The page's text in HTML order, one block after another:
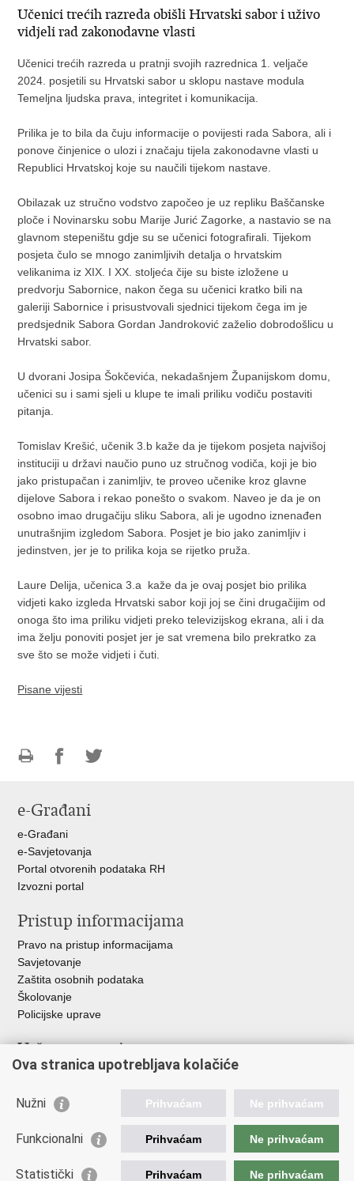
Učenici trećih razreda obišli Hrvatski sabor i uživo
vidjeli rad zakonodavne vlasti
Učenici trećih razreda u pratnji svojih razrednica 1. veljače
2024. posjetili su Hrvatski sabor u sklopu nastave modula
Temeljna ljudska prava, integritet i komunikacija.
Prilika je to bila da čuju informacije o povijesti rada Sabora, ali i
ponove činjenice o ulozi i značaju tijela zakonodavne vlasti u
Republici Hrvatskoj koje su naučili tijekom nastave.
Obilazak uz stručno vodstvo započeo je uz repliku Baščanske
ploče i Novinarsku sobu Marije Jurić Zagorke, a nastavio se na
glavnom stepeništu gdje su se učenici fotografirali. Tijekom
posjeta čulo se mnogo zanimljivih detalja o hrvatskim
velikanima iz XIX. I XX. stoljeća čije su biste izložene u
predvorju Sabornice, nakon čega su učenici kratko bili na
galeriji Sabornice i prisustvovali sjednici tijekom čega im je
predsjednik Sabora Gordan Jandroković zaželio dobrodošlicu u
Hrvatski sabor.
U dvorani Josipa Šokčevića, nekadašnjem Županijskom domu,
učenici su i sami sjeli u klupe te imali priliku vodiču postaviti
pitanja.
Tomislav Krešić, učenik 3.b kaže da je tijekom posjeta najvišoj
instituciji u državi naučio puno uz stručnog vodiča, koji je bio
jako pristupačan i zanimljiv, te proveo učenike kroz glavne
dijelove Sabora i rekao ponešto o svakom. Naveo je da je on
osobno imao drugačiju sliku Sabora, ali je ugodno iznenađen
unutrašnjim izgledom Sabora. Posjet je bio jako zanimljiv i
jedinstven, jer je to prilika koja se rijetko pruža.
Laure Delija, učenica 3.a kaže da je ovaj posjet bio prilika
vidjeti kako izgleda Hrvatski sabor koji joj se čini drugačijim od
onoga što ima priliku vidjeti preko televizijskog ekrana, ali i da
ima želju ponoviti posjet jer je sat vremena bilo prekratko za
sve što se može vidjeti i čuti.
Pisane vijesti
FacebookuTwitteru
e-Građani
e-Građani
e-Savjetovanja
Portal otvorenih podataka RH
Izvozni portal
Pristup informacijama
Pravo na pristup informacijama
Savjetovanje
Zaštita osobnih podataka
Školovanje
Policijske uprave
Važne poveznice
Ministarstvo unutarnjih poslova
Muzej policije
Centar za mentalno zdravlje
Centar za forenzična ispitivanja, istraživanja i vještačenja "Ivan
Ova stranica upotrebljava kolačiće
Nužni Prihvaćam Ne prihvaćam
Funkcionalni Prihvaćam Ne prihvaćam
Statistički Prihvaćam Ne prihvaćam